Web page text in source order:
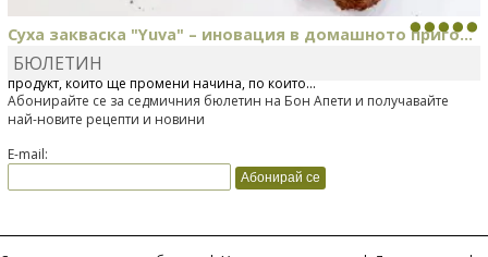
Суха закваска "Yuva" – иновация в домашното приго...
Отскоро Лесафр България стартира предлагането на изцяло нов
продукт, който ще промени начина, по който...
БЮЛЕТИН
Абонирайте се за седмичния бюлетин на Бон Апети и получавайте
най-новите рецепти и новини
E-mail: